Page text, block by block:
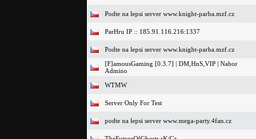
Podte na lepsi server www.knight-parba.mzf.cz
ParHru IP :: 185.91.116.216:1337
Podte na lepsi server www.knight-parba.mzf.cz
[F]amousGaming [0.3.7] | DM,HnS,VIP | Nabor
Admino
WTMW
Server Only For Test
podte na lepsi server www.mega-party.4fan.cz